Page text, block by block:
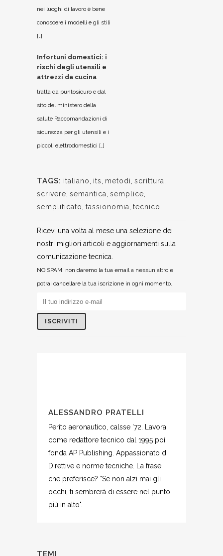
nei luoghi di lavoro è bene
conoscere i modelli e gli stili
[…]
Infortuni domestici: i
rischi degli utensili e
attrezzi da cucina
tratta da puntosicuro e dal
sito del ministero della
salute Raccomandazioni di
sicurezza per gli utensili e i
piccoli elettrodomestici […]
TAGS: italiano its metodi scrittura
scrivere semantica semplice
semplificato tassionomia tecnico
Ricevi una volta al mese una selezione dei
nostri migliori articoli e aggiornamenti sulla
comunicazione tecnica.
NO SPAM: non daremo la tua email a nessun altro e
potrai cancellare la tua iscrizione in ogni momento.
ALESSANDRO PRATELLI
Perito aeronautico, calsse '72. Lavora
come redattore tecnico dal 1995 poi
fonda AP Publishing. Appassionato di
Direttive e norme tecniche. La frase
che preferisce? "Se non alzi mai gli
occhi, ti sembrerà di essere nel punto
più in alto".
TEMI